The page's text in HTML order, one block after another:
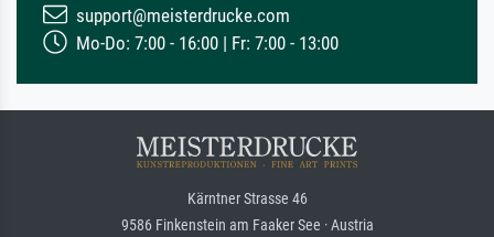
support@meisterdrucke.com
Mo-Do: 7:00 - 16:00 | Fr: 7:00 - 13:00
Kärntner Strasse 46
9586 Finkenstein am Faaker See · Austria